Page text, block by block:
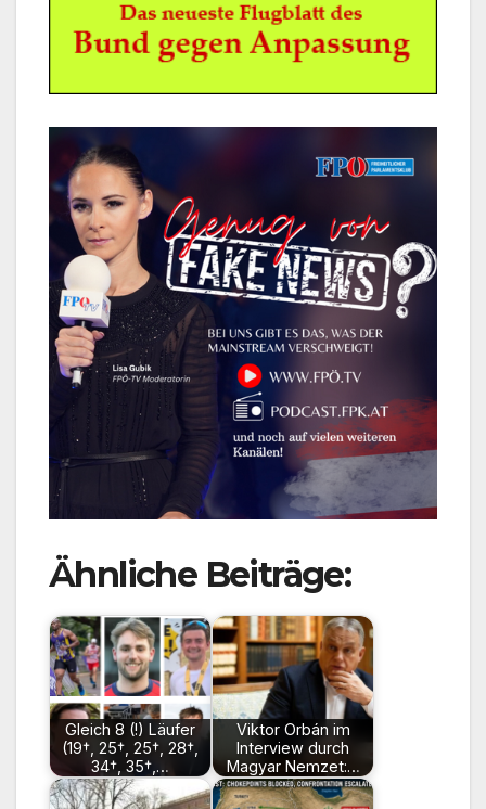
Ähnliche Beiträge:
Gleich 8 (!) Läufer
(19†, 25†, 25†, 28†,
34†, 35†,…
Viktor Orbán im
Interview durch
Magyar Nemzet:…